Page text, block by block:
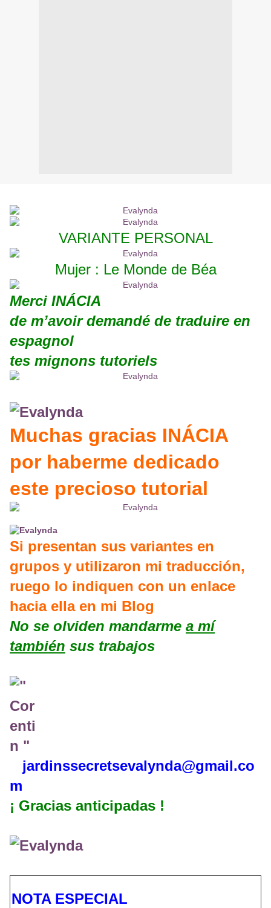
VARIANTE PERSONAL
Mujer : Le Monde de Béa
Merci INÁCIA
de m’avoir demandé de traduire en
espagnol
tes mignons tutoriels
Muchas gracias INÁCIA
por haberme dedicado
este precioso tutorial
Si presentan sus variantes en
grupos y utilizaron mi traducción,
ruego lo indiquen con un enlace
hacia ella en mi Blog
No se olviden mandarme a mí
también sus trabajos
jardinssecretsevalynda@gmail.co
m
¡ Gracias anticipadas !
NOTA ESPECIAL